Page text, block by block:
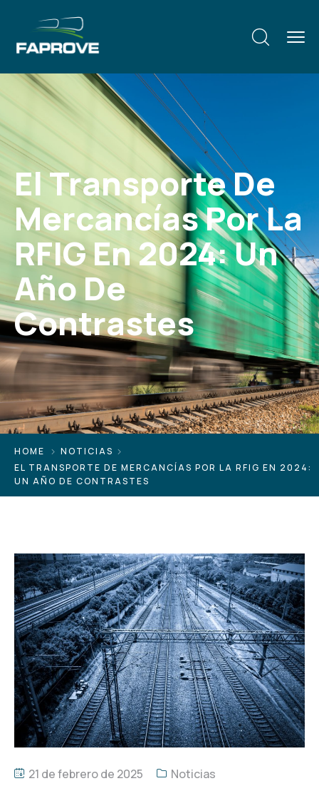
El Transporte De
Mercancías Por La
RFIG En 2024: Un
Año De
Contrastes
HOME
NOTICIAS
EL TRANSPORTE DE MERCANCÍAS POR LA RFIG EN 2024:
UN AÑO DE CONTRASTES
21 de febrero de 2025 Noticias